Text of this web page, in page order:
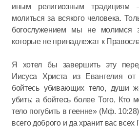
иным религиозным
молиться за всякого человека.
богослужением мы не молимся
которые не принадлежат к
Я хотел бы завершить эту
Иисуса Христа из Евангелия
бойтесь убивающих тело, души
убить; а бойтесь более Того, Кто
тело погубить в геенне» (Мф.
всего доброго и да хранит вас всех